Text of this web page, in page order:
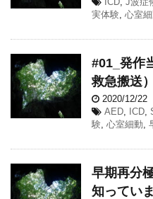
実体験 心室
#01_発作
救急搬送）
2020/12/22
AED ICD
験 心室細動
早期再分
知ってい